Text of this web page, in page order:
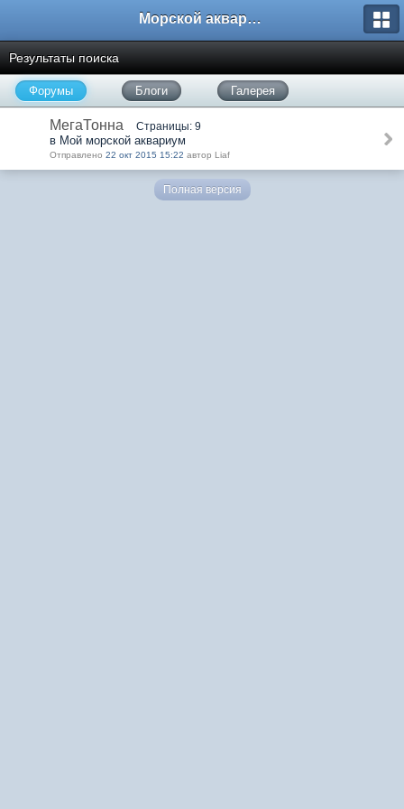
Морской аквариум. Форумы ReefCentral.ru
Результаты поиска
Форумы Блоги Галерея
МегаТонна Страницы: 9
в Мой морской аквариум
Отправлено 22 окт 2015 15:22 автор Liaf
Полная версия